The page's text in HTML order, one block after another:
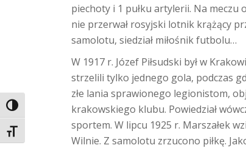
TOGGLE HIGH CONTRAST
TOGGLE FONT SIZE
piechoty i 1 pułku artylerii. Na meczu
nie przerwał rosyjski lotnik krążący
samolotu, siedział miłośnik futbolu…
W 1917 r. Józef Piłsudski był w
strzelili tylko jednego gola, podczas
złe lania sprawionego legionistom,
krakowskiego klubu. Powiedział
sportem. W lipcu 1925 r. Marszałek
Wilnie. Z samolotu zrzucono piłkę.